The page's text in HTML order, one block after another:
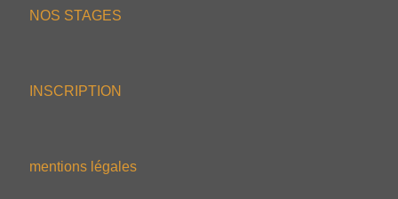
NOS STAGES
INSCRIPTION
mentions légales